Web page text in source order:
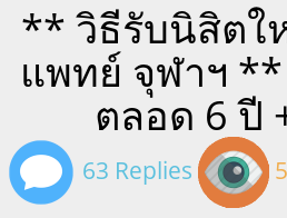
** วิธีรับนิสิตใ
แพทย์ จุฬาฯ **
ตลอด 6 ปี
63 Replies